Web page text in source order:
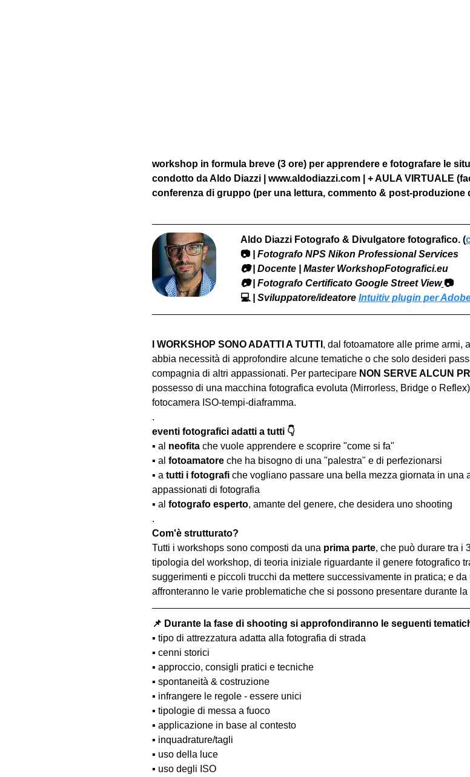
workshop in formula breve (3 ore) per apprendere e fotografare le
condotto da Aldo Diazzi | www.aldodiazzi.com | + AULA VIRTUALE
conferenza di gruppo (per una lettura, commento & post-produzione
Aldo Diazzi Fotografo & Divulgatore fotografico. (
📷 | Fotografo NPS Nikon Professional Services
​📷 | Docente | Master WorkshopFotografici.eu
📷 | Fotografo Certificato Google Street View 📷
💻 | Sviluppatore/ideatore Intuitiv plugin per
I WORKSHOP SONO ADATTI A TUTTI , dal fotoamatore alle prime armi,
abbia necessità di approfondire alcune tematiche o che solo desideri
compagnia di altri appassionati. Per partecipare NON SERVE ALCUN
possesso di una macchina fotografica evoluta (Mirrorless, Bridge o
fotocamera ISO-tempi-diaframma.
.
eventi fotografici adatti a tutti 👇
▪️ al neofita che vuole apprendere e scoprire "come si fa"
▪️ al fotoamatore che ha bisogno di una "palestra" e di perfezionarsi
▪️ a tutti i fotografi che vogliano passare una bella mezza giornata in una
appassionati di fotografia
▪️ al fotografo esperto, amante del genere, che desidera uno shooting
.
Com'è strutturato?
Tutti i workshops sono composti da una prima parte, che può durare tra i
tipologia del workshop, di teoria iniziale riguardante il genere fotografico
suggerimenti e piccoli trucchi da mettere successivamente in pratica; e da
affronteranno le varie problematiche che si possono presentare durante la
📌 Durante la fase di shooting si approfondiranno le seguenti
▪️ tipo di attrezzatura adatta alla fotografia di strada
▪️ cenni storici
▪️ approccio, consigli pratici e tecniche
▪️ spontaneità & costruzione
▪️ infrangere le regole - essere unici
▪️ tipologie di messa a fuoco
▪️ applicazione in base al contesto
▪️ inquadrature/tagli
▪️ uso della luce
▪️ uso degli ISO